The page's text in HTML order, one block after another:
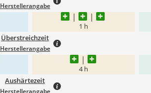
Herstellerangabe
1 h
Überstreichzeit
Herstellerangabe
4 h
Aushärtezeit
Herstellerangabe